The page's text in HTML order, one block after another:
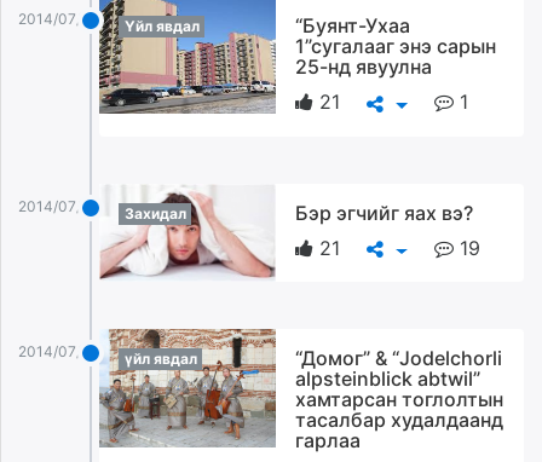
ikon.mn
Livetv.mn
Eguur.mn
eagle.mn
mminfo.mn
ugluu.mn
2014/07/22 Үйл явдал
“Буянт-Ухаа
1”сугалааг энэ сарын
25-нд явуулна
21
1
2014/07/22 Захидал
Бэр эгчийг яах вэ?
21
19
2014/07/22 үйл явдал
“Домог” & “Jodelchorli
alpsteinblick abtwil”
хамтарсан тоглолтын
тасалбар худалдаанд
гарлаа